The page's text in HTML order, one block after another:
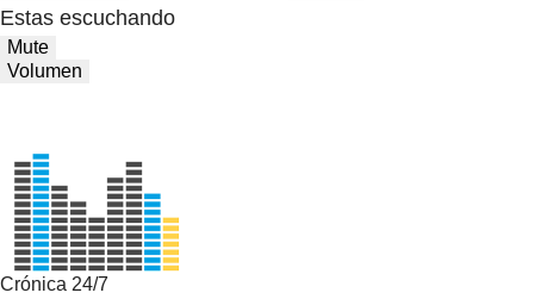
Estas escuchando
Mute
Volumen
Crónica 24/7